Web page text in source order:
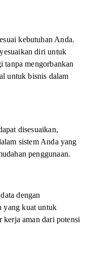
kebutuhan Anda.
diri untuk
tanpa mengorbankan
untuk bisnis dalam
disesuaikan,
sistem Anda yang
penggunaan.
dengan
yang kuat untuk
kerja aman dari potensi